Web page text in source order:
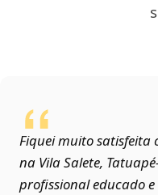
Fiquei muito satisfeita
na Vila Salete,
profissional educado